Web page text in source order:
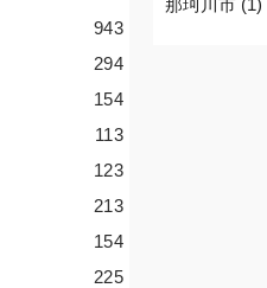
943
294
154
113
123
213
154
225